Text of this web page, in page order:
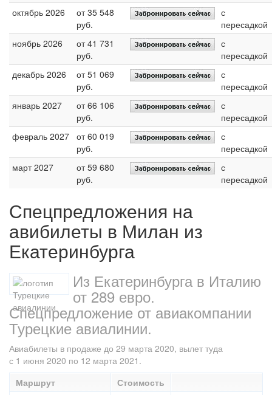
октябрь 2026
от 35 548
руб.
с
пересадкой
ноябрь 2026
от 41 731
руб.
с
пересадкой
декабрь 2026
от 51 069
руб.
с
пересадкой
январь 2027
от 66 106
руб.
с
пересадкой
февраль 2027 от 60 019
руб.
с
пересадкой
март 2027
от 59 680
руб.
с
пересадкой
Спецпредложения на
авибилеты в Милан из
Екатеринбурга
Из Екатеринбурга в Италию
от 289 евро.
Спецпредложение от авиакомпании
Турецкие авиалинии.
Авиабилеты в продаже до 29 марта 2020, вылет туда
с 1 июня 2020 по 12 марта 2021.
Маршрут
Стоимость